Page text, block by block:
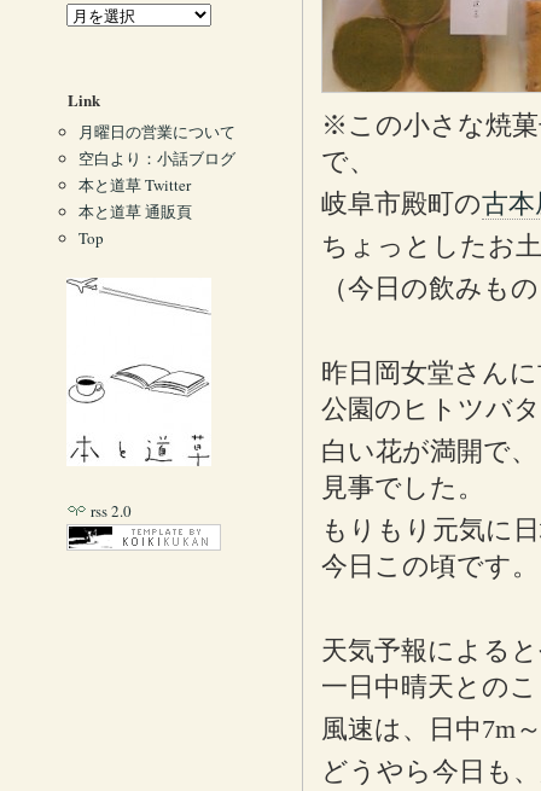
※この小さな焼菓
で、
岐阜市殿町の古
ちょっとしたお
（今日の飲みも
昨日岡女堂さん
公園のヒトツバ
白い花が満開で
見事でした。
もりもり元気に
今日この頃です。
天気予報による
一日中晴天との
風速は、日中7m
どうやら今日も
Link
月曜日の営業について
空白より：小話ブログ
本と道草 Twitter
本と道草 通販頁
Top
rss 2.0